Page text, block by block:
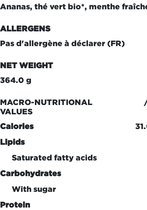
Ananas, thé vert bio*, menthe
ALLERGENS
Pas d'allergène à déclarer (FR)
NET WEIGHT
364.0 g
MACRO-NUTRITIONAL
VALUES
Calories
Lipids
Saturated fatty acids
Carbohydrates
With sugar
Protein